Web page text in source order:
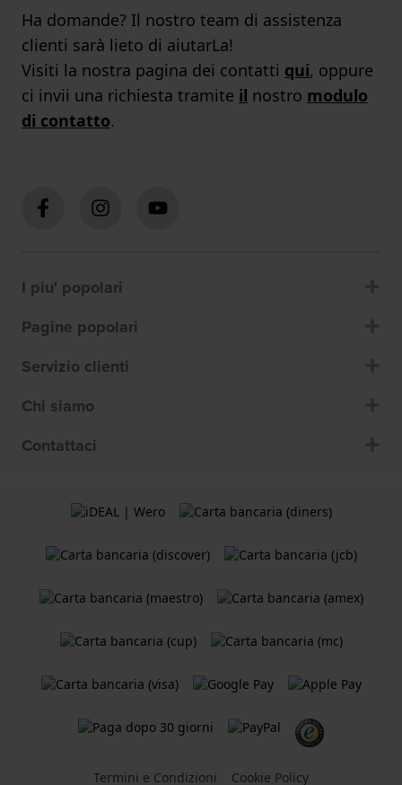
Ha domande? Il nostro team di assistenza
clienti sarà lieto di aiutarLa!
Visiti la nostra pagina dei contatti qui, oppure
ci invii una richiesta tramite il nostro modulo
di contatto.
I piu' popolari
Pagine popolari
Servizio clienti
Chi siamo
Contattaci
Termini e Condizioni Cookie Policy